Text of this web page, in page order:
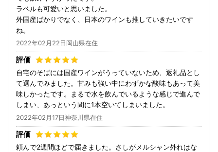
ラベルも可愛いと思いました。
外国産ばかりでなく、日本のワインも推していきたいです
ね。
2022年02月22日岡山県在住
自宅のそばには国産ワインがうっていないため、返礼品とし
て選んでみました。甘みも強い中にわずかな酸味もあって美
味しかったです。まるで水を飲んでいるような感じで進んで
しまい、あっという間に1本空いてしまいました。
2022年02月17日神奈川県在住
頼んで2週間ほどで届きました。さしがメルシャン外れはな